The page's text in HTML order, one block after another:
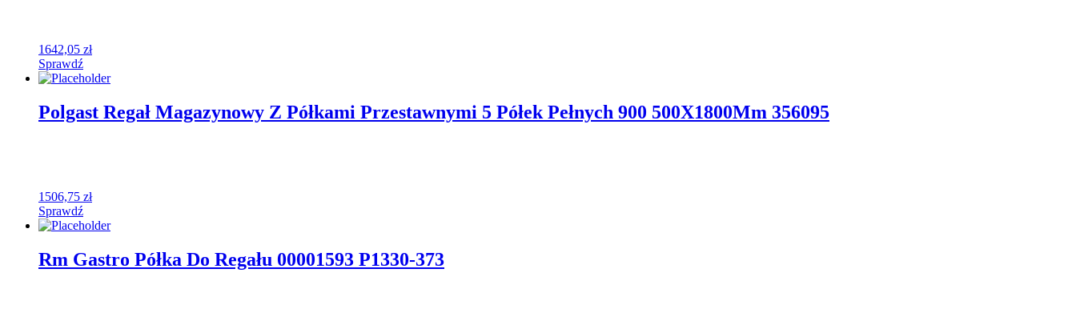
1642,05 zł
Sprawdź
Polgast Regał Magazynowy Z Półkami Przestawnymi 5 Półek Pełnych 900 500X1800Mm 356095
1506,75 zł
Sprawdź
Rm Gastro Półka Do Regału 00001593 P1330-373